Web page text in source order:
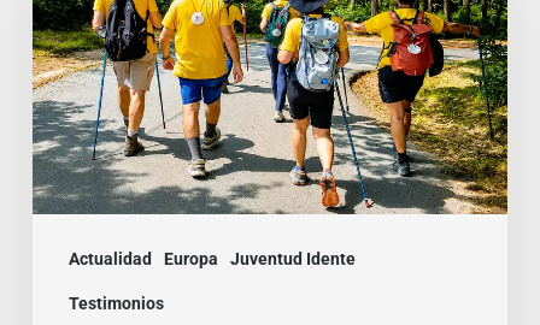
Actualidad Europa Juventud Idente
Testimonios
:
De
Brasil
a
la
India,